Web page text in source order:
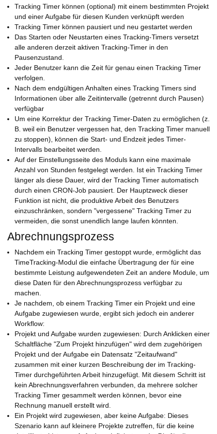
Tracking Timer können (optional) mit einem bestimmten Projekt
und einer Aufgabe für diesen Kunden verknüpft werden
Tracking Timer können pausiert und neu gestartet werden
Das Starten oder Neustarten eines Tracking-Timers versetzt
alle anderen derzeit aktiven Tracking-Timer in den
Pausenzustand.
Jeder Benutzer kann die Zeit für genau einen Tracking Timer
verfolgen.
Nach dem endgültigen Anhalten eines Tracking Timers sind
Informationen über alle Zeitintervalle (getrennt durch Pausen)
verfügbar
Um eine Korrektur der Tracking Timer-Daten zu ermöglichen (z.
B. weil ein Benutzer vergessen hat, den Tracking Timer manuell
zu stoppen), können die Start- und Endzeit jedes Timer-
Intervalls bearbeitet werden.
Auf der Einstellungsseite des Moduls kann eine maximale
Anzahl von Stunden festgelegt werden. Ist ein Tracking Timer
länger als diese Dauer, wird der Tracking Timer automatisch
durch einen CRON-Job pausiert. Der Hauptzweck dieser
Funktion ist nicht, die produktive Arbeit des Benutzers
einzuschränken, sondern "vergessene" Tracking Timer zu
vermeiden, die sonst unendlich lange laufen könnten.
Abrechnungsprozess
Nachdem ein Tracking Timer gestoppt wurde, ermöglicht das
TimeTracking-Modul die einfache Übertragung der für eine
bestimmte Leistung aufgewendeten Zeit an andere Module, um
diese Daten für den Abrechnungsprozess verfügbar zu
machen.
Je nachdem, ob einem Tracking Timer ein Projekt und eine
Aufgabe zugewiesen wurde, ergibt sich jedoch ein anderer
Workflow:
Projekt und Aufgabe wurden zugewiesen: Durch Anklicken einer
Schaltfläche "Zum Projekt hinzufügen" wird dem zugehörigen
Projekt und der Aufgabe ein Datensatz "Zeitaufwand"
zusammen mit einer kurzen Beschreibung der im Tracking-
Timer durchgeführten Arbeit hinzugefügt. Mit diesem Schritt ist
kein Abrechnungsverfahren verbunden, da mehrere solcher
Tracking Timer gesammelt werden können, bevor eine
Rechnung manuell erstellt wird.
Ein Projekt wird zugewiesen, aber keine Aufgabe: Dieses
Szenario kann auf kleinere Projekte zutreffen, für die keine